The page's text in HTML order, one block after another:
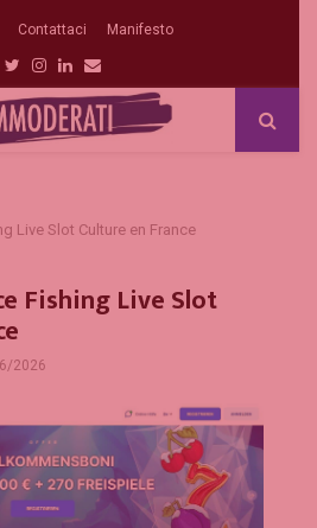
Contattaci Manifesto
Twitter
Instagram
Linkedin
Email
Live Slot Culture en France
Fishing Live Slot
2026